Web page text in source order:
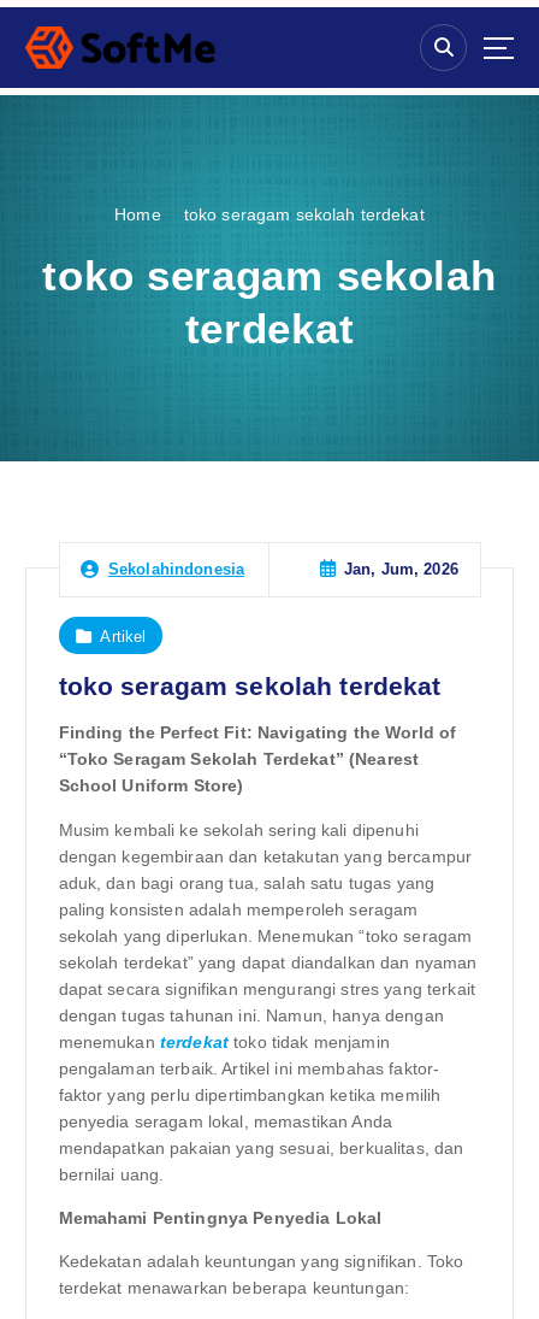
S
p
Home toko seragam sekolah terdekat
toko seragam sekolah
terdekat
Sekolahindonesia Jan, Jum, 2026
Artikel
toko seragam sekolah terdekat
Finding the Perfect Fit: Navigating the World of
“Toko Seragam Sekolah Terdekat” (Nearest
School Uniform Store)
Musim kembali ke sekolah sering kali dipenuhi
dengan kegembiraan dan ketakutan yang bercampur
aduk, dan bagi orang tua, salah satu tugas yang
paling konsisten adalah memperoleh seragam
sekolah yang diperlukan. Menemukan “toko seragam
sekolah terdekat” yang dapat diandalkan dan nyaman
dapat secara signifikan mengurangi stres yang terkait
dengan tugas tahunan ini. Namun, hanya dengan
menemukan terdekat toko tidak menjamin
pengalaman terbaik. Artikel ini membahas faktor-
faktor yang perlu dipertimbangkan ketika memilih
penyedia seragam lokal, memastikan Anda
mendapatkan pakaian yang sesuai, berkualitas, dan
bernilai uang.
Memahami Pentingnya Penyedia Lokal
Kedekatan adalah keuntungan yang signifikan. Toko
terdekat menawarkan beberapa keuntungan: